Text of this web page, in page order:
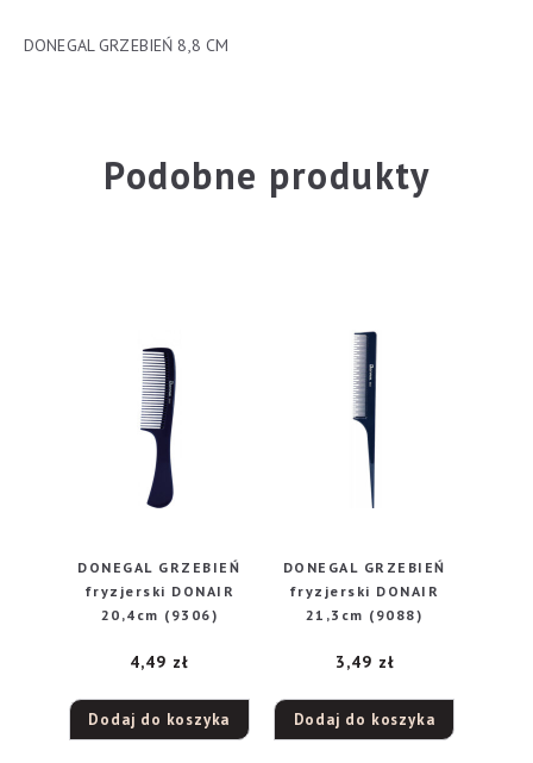
DONEGAL GRZEBIEŃ 8,8 CM
Podobne produkty
DONEGAL GRZEBIEŃ
fryzjerski DONAIR
20,4cm (9306)
4,49 zł
Dodaj do koszyka
DONEGAL GRZEBIEŃ
fryzjerski DONAIR
21,3cm (9088)
3,49 zł
Dodaj do koszyka